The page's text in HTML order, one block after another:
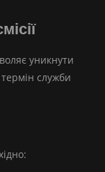
уникнути
служби